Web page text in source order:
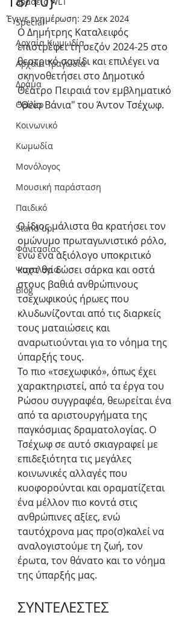
Special
Αρχαία Κωμωδία
Αρχαία Τραγωδία
Δράμα
Θρίλερ
Κοινωνικό
Κωμωδία
Μονόλογος
Μουσική παράσταση
Παιδικό
Stand up
Φαντασίας
Ψυχολογία
Blog
Έγινε ενημέρωση: 29 Δεκ 2024
Ο Δημήτρης Καταλειφός
επιστρέφει τη σεζόν 2024-25 στο
θεατρικό σανίδι και επιλέγει να
σκηνοθετήσει στο Δημοτικό
Θέατρο Πειραιά τον εμβληματικό
"Θείο Βάνια" του Άντον Τσέχωφ.
Ο ίδιος μάλιστα θα κρατήσει τον
ομώνυμο πρωταγωνιστικό ρόλο,
ενώ ένα αξιόλογο υποκριτικό
καστ θα δώσει σάρκα και οστά
στους βαθιά ανθρώπινους
τσεχωφικούς ήρωες που
κλυδωνίζονται από τις διαρκείς
τους ματαιώσεις και
αναρωτιούνται για το νόημα της
ύπαρξής τους.
Το πιο «τσεχωφικό», όπως έχει
χαρακτηριστεί, από τα έργα του
Ρώσου συγγραφέα, θεωρείται ένα
από τα αριστουργήματα της
παγκόσμιας δραματολογίας. Ο
Τσέχωφ σε αυτό σκιαγραφεί με
επιδεξιότητα τις μεγάλες
κοινωνικές αλλαγές που
κυοφορούνται και οραματίζεται
ένα μέλλον πιο κοντά στις
ανθρώπινες αξίες, ενώ
ταυτόχρονα μας προ(σ)καλεί να
αναλογιστούμε τη ζωή, τον
έρωτα, τον θάνατο και το νόημα
της ύπαρξής μας.
ΣΥΝΤΕΛΕΣΤΕΣ